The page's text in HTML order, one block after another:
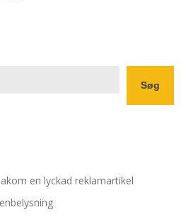
Søg
en lyckad reklamartikel